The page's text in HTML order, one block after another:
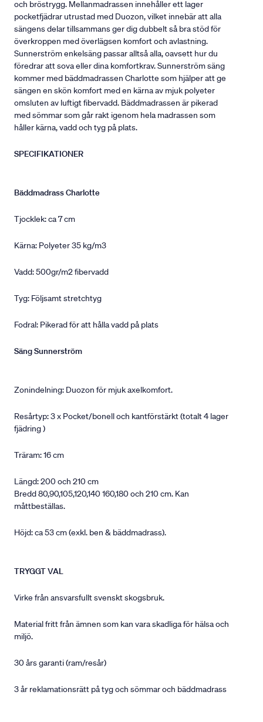
och bröstrygg. Mellanmadrassen innehåller ett lager
pocketfjädrar utrustad med Duozon, vilket innebär att alla
sängens delar tillsammans ger dig dubbelt så bra stöd för
överkroppen med överlägsen komfort och avlastning.
Sunnerström enkelsäng passar alltså alla, oavsett hur du
föredrar att sova eller dina komfortkrav. Sunnerström säng
kommer med bäddmadrassen Charlotte som hjälper att ge
sängen en skön komfort med en kärna av mjuk polyeter
omsluten av luftigt fibervadd. Bäddmadrassen är pikerad
med sömmar som går rakt igenom hela madrassen som
håller kärna, vadd och tyg på plats.
SPECIFIKATIONER
Bäddmadrass Charlotte
Tjocklek: ca 7 cm
Kärna: Polyeter 35 kg/m3
Vadd: 500gr/m2 fibervadd
Tyg: Följsamt stretchtyg
Fodral: Pikerad för att hålla vadd på plats
Säng Sunnerström
Zonindelning: Duozon för mjuk axelkomfort.
Resårtyp: 3 x Pocket/bonell och kantförstärkt (totalt 4 lager
fjädring )
Träram: 16 cm
Längd: 200 och 210 cm
Bredd 80,90,105,120,140 160,180 och 210 cm. Kan
måttbeställas.
Höjd: ca 53 cm (exkl. ben & bäddmadrass).
TRYGGT VAL
Virke från ansvarsfullt svenskt skogsbruk.
Material fritt från ämnen som kan vara skadliga för hälsa och
miljö.
30 års garanti (ram/resår)
3 år reklamationsrätt på tyg och sömmar och bäddmadrass